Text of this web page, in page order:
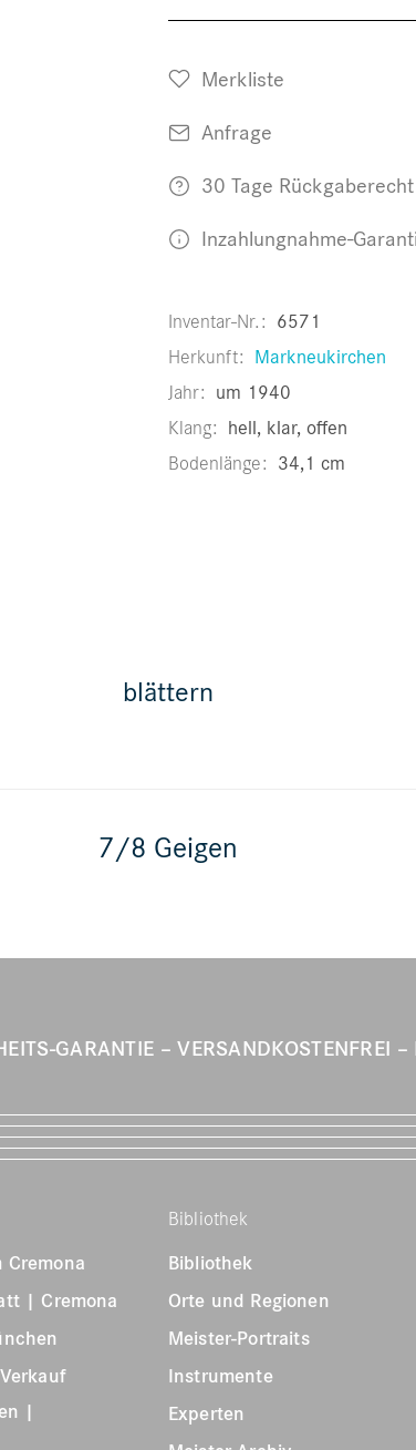
Merkliste
Anfrage
30 Tage Rückgaberecht
Inzahlungnahme-
Inventar-Nr. 6571
Herkunft Markneukirchen
Jahr um 1940
Klang hell, klar, offen
Bodenlänge 34,1 cm
blättern
7/8 Geigen
GARANTIE VERSANDKOSTENFREI
Cremona
| Cremona
|
Bibliothek
Bibliothek
Orte und Regionen
Meister-Portraits
Instrumente
Experten